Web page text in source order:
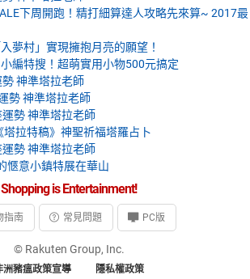
下周開跑！精打細算達人攻略先來算~ 2017最
夢村」實現擁抱月亮的願望！
小編特搜！超萌實用小物500元搞定
神準塔拉老師
勢 神準塔拉老師
勢 神準塔拉老師
拉特稿》神聖祈福塔羅占卜
勢 神準塔拉老師
愜意小鎮特展在華山
Shopping is Entertainment!
指南 常見問題 PC版
© Rakuten Group, Inc.
洲豬瘟政策宣導 隱私權政策